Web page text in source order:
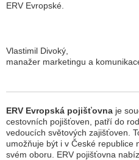
ERV Evropské.
Vlastimil Divoký,
manažer marketingu a
ERV Evropská pojišťovna je
cestovních pojišťoven, patří do
vedoucích světových zajišťoven.
umožňuje být i v České republice
svém oboru. ERV pojišťovna